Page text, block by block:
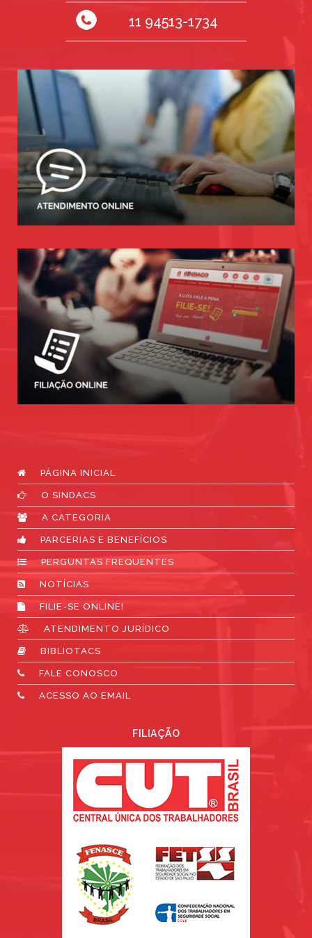
11 94513-1734
PÁGINA INICIAL
O SINDACS
A CATEGORIA
PARCERIAS E BENEFÍCIOS
PERGUNTAS FREQUENTES
NOTÍCIAS
FILIE-SE ONLINE!
ATENDIMENTO JURÍDICO
BIBLIOTACS
FALE CONOSCO
ACESSO AO EMAIL
FILIAÇÃO